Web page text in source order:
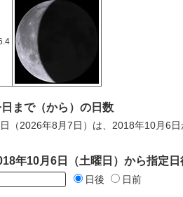
まで（から）の日数
（2026年8月7日）は、2018年10月6
年10月6日（土曜日）から指定
日後 日前